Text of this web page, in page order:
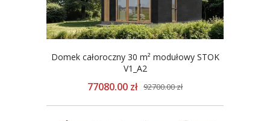
Domek całoroczny 30 m² modułowy STOK
V1_A2
77080.00 zł 92700.00 zł